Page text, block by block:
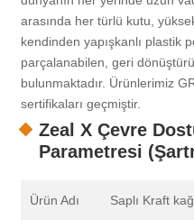
arasında her türlü kutu,
kendinden yapışkanlı plastik
parçalanabilen, geri
bulunmaktadır. Ürünlerimiz
sertifikaları geçmiştir.
Zeal X Çevre
Parametresi
Ürün Adı Saplı Kraft